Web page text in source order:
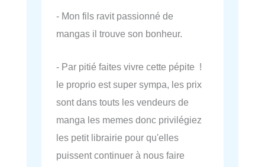
- Mon fils ravit passionné de
mangas il trouve son bonheur.
- Par pitié faites vivre cette pépite !
le proprio est super sympa, les prix
sont dans touts les vendeurs de
manga les memes donc privilégiez
les petit librairie pour qu'elles
puissent continuer à nous faire